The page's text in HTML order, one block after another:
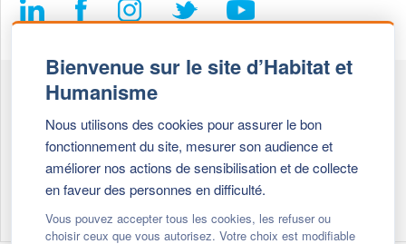
Bienvenue sur le site d’Habitat et
Humanisme
Nous utilisons des cookies pour assurer le bon
fonctionnement du site, mesurer son audience et
améliorer nos actions de sensibilisation et de collecte
en faveur des personnes en difficulté.
Vous pouvez accepter tous les cookies, les refuser ou
choisir ceux que vous autorisez. Votre choix est modifiable
69647 Caluire et Cuire cedex
+ 33 (0)4 72 27 42 58